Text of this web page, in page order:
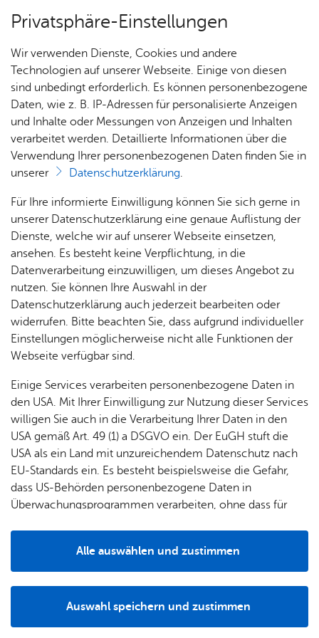
Über­sicht Bür­ger & Stadt
Rat­
haus &
Bür­
ger­
ser­vice
Rat­
häu­ser
& Orts­
ver­
wal­
Ämter
A–Z
Diens
t­leis­
tun­gen
A–Z
For­
Nach­
rich­
ten,
Vi­de­os
& Bil­
der
Me­di­
en­in­
for­ma­
tio­nen
fent­li­
che
Be­
kannt­
ma­
chun­
& TV
Pres­se
Jobs
Stel­
len­an­
ge­bo­te
Aus­bil­
dung &
Stu­di­
um
Bil­
dung
& Be­
treu­
ung
Potz­
be­
treu­
ung
Schu­
len
Bauen
& Um­
welt
Geo­
da­ten
& 3D-
Stadt­
Bau­
stel­len
& Um­
lei­tun­
Um­
welt &
Kli­ma­
Sa­nie­
ren &
bi­li­en
Stadt­
Ge­
sund­
heit &
kum
Ärzte &
Apo­
Fa­mi­lie
& Kin­
der
Se­nio­
ren
Woh­
nen
re­frei
Pfle­ge
& Un­
ter­stüt­
zung
Um­welt & Kli­ma­schutz
Vor­le­sen
Don­ners­tag, 21. Mai 2026
Ka­te­go­rie:Fisch­bach,Me­di­en­in­for­ma­tio­nen
& Um­welt,En­er­gie & Kli­ma­schutz, Ort­schaft Ai­lin­
gen,Ort­schaft Et­ten­kirch ,Ort­schaft Kluft­ern,Ort­
schaft Ra­de­rach
Maybachplatz ist grüner und
attraktiver
Die landschaftsgärtnerischen Arbeiten am
Maybachplatz sind abgeschlossen – und das
Ergebnis kann sich sehen lassen: Aus der ehemals
eher unattraktiven und nicht genutzten Fläche
ist ein moderner sogenannter PikoPark, ein
kleiner naturnaher Park im urbanen Raum,
entstanden.
Privatsphäre-Einstellungen
Wir verwenden Dienste, Cookies und andere
Technologien auf unserer Webseite. Einige von diesen
sind unbedingt erforderlich. Es können personenbezogene
Daten, wie z. B. IP-Adressen für personalisierte Anzeigen
und Inhalte oder Messungen von Anzeigen und Inhalten
verarbeitet werden. Detaillierte Informationen über die
Verwendung Ihrer personenbezogenen Daten finden Sie in
unserer
Datenschutzerklärung.
Für Ihre informierte Einwilligung können Sie sich gerne in
unserer Datenschutzerklärung eine genaue Auflistung der
Dienste, welche wir auf unserer Webseite einsetzen,
ansehen. Es besteht keine Verpflichtung, in die
Datenverarbeitung einzuwilligen, um dieses Angebot zu
nutzen. Sie können Ihre Auswahl in der
Datenschutzerklärung auch jederzeit bearbeiten oder
widerrufen. Bitte beachten Sie, dass aufgrund individueller
Einstellungen möglicherweise nicht alle Funktionen der
Webseite verfügbar sind.
Einige Services verarbeiten personenbezogene Daten in
den USA. Mit Ihrer Einwilligung zur Nutzung dieser Services
willigen Sie auch in die Verarbeitung Ihrer Daten in den
USA gemäß Art. 49 (1) a DSGVO ein. Der EuGH stuft die
USA als ein Land mit unzureichendem Datenschutz nach
EU-Standards ein. Es besteht beispielsweise die Gefahr,
dass US-Behörden personenbezogene Daten in
Überwachungsprogrammen verarbeiten, ohne dass für
Auswahl speichern und zustimmen
Alle auswählen und zustimmen